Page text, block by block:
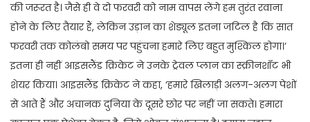
की जरूरत है। जैसे ही वे दो फरवरी को नाम वापस लेंगे हम तुरंत रवाना
होने के लिए तैयार हैं, लेकिन उड़ान का शेड्यूल इतना जटिल है कि सात
फरवरी तक कोलंबो समय पर पहुंचना हमारे लिए बहुत मुश्किल होगा।’
इतना ही नहीं आइसलैंड क्रिकेट ने उनके ट्रेवल प्लान का स्क्रीनशॉट भी
शेयर किया। आइसलैंड क्रिकेट ने कहा, ‘हमारे खिलाड़ी अलग-अलग पेशों
से आते हैं और अचानक दुनिया के दूसरे छोर पर नहीं जा सकते। हमारा